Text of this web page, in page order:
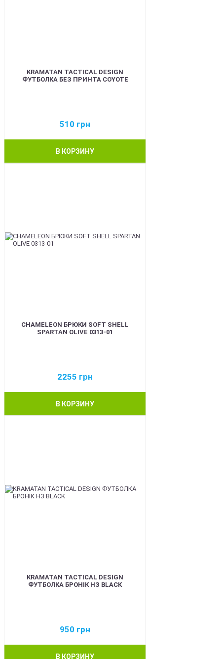
KRAMATAN TACTICAL DESIGN
ФУТБОЛКА БЕЗ ПРИНТА COYOTE
510 грн
В КОРЗИНУ
CHAMELEON БРЮКИ SOFT SHELL
SPARTAN OLIVE 0313-01
2255 грн
В КОРЗИНУ
KRAMATAN TACTICAL DESIGN
ФУТБОЛКА БРОНІК НЗ BLACK
950 грн
В КОРЗИНУ